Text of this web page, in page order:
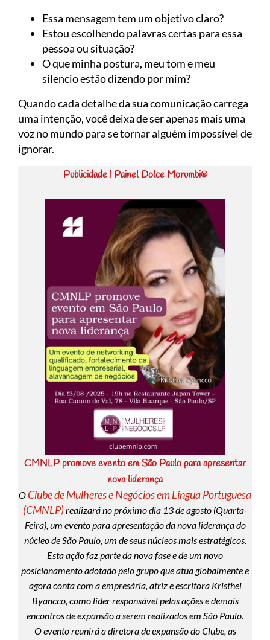
Essa mensagem tem um objetivo claro?
Estou escolhendo palavras certas para essa
pessoa ou situação?
O que minha postura, meu tom e meu
silencio estão dizendo por mim?
Quando cada detalhe da sua comunicação carrega
uma intenção, você deixa de ser apenas mais uma
voz no mundo para se tornar alguém impossível de
ignorar.
Publicidade | Painel Dolce Morumbi®
CMNLP promove evento em São Paulo para apresentar
nova liderança
O Clube de Mulheres e Negócios em Língua Portuguesa
(CMNLP)realizará no próximo dia 13 de agosto (Quarta-
Feira), um evento para apresentação da nova liderança do
núcleo de São Paulo, um de seus núcleos mais estratégicos.
Esta ação faz parte da nova fase e de um novo
posicionamento adotado pelo grupo que atua globalmente e
agora conta com a empresária, atriz e escritora Kristhel
Byancco, como líder responsável pelas ações e demais
encontros de expansão a serem realizados em São Paulo.
O evento reunirá a diretora de expansão do Clube, as